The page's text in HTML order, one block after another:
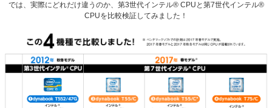
では、実際にどれだけ違うのか、第3世代インテル®CPUと第7世代インテル®
CPUを比較検証してみました！